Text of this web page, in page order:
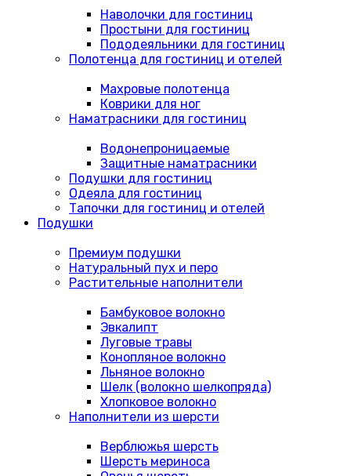
Наволочки для гостиниц
Простыни для гостиниц
Пододеяльники для гостиниц
Полотенца для гостиниц и отелей
Махровые полотенца
Коврики для ног
Наматрасники для гостиниц
Водонепроницаемые
Защитные наматрасники
Подушки для гостиниц
Одеяла для гостиниц
Тапочки для гостиниц и отелей
Подушки
Премиум подушки
Натуральный пух и перо
Растительные наполнители
Бамбуковое волокно
Эвкалипт
Луговые травы
Конопляное волокно
Льняное волокно
Шелк (волокно шелкопряда)
Хлопковое волокно
Наполнители из шерсти
Верблюжья шерсть
Шерсть мериноса